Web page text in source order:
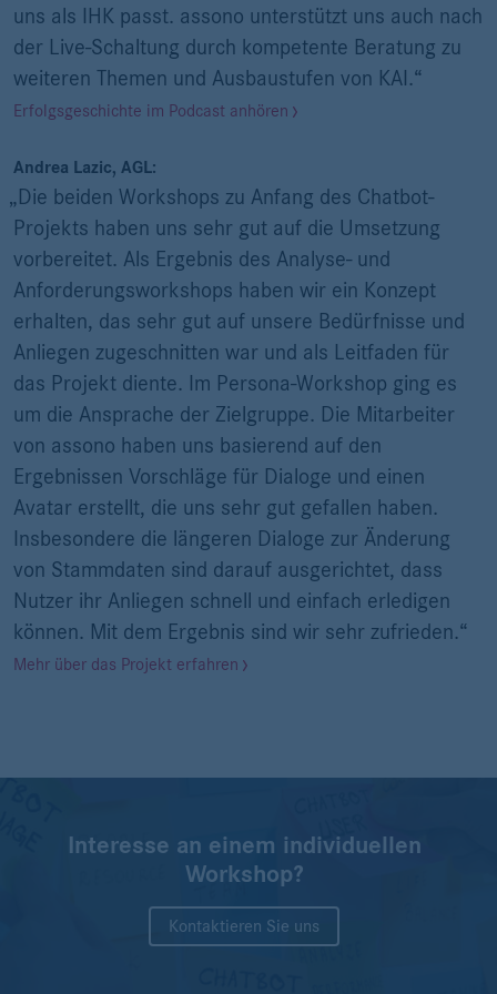
uns als IHK passt. assono unterstützt uns auch nach
der Live-Schaltung durch kompetente Beratung zu
weiteren Themen und Ausbaustufen von KAI.“
Erfolgsgeschichte im Podcast anhören
Andrea Lazic, AGL:
„Die beiden Workshops zu Anfang des Chatbot-
Projekts haben uns sehr gut auf die Umsetzung
vorbereitet. Als Ergebnis des Analyse- und
Anforderungsworkshops haben wir ein Konzept
erhalten, das sehr gut auf unsere Bedürfnisse und
Anliegen zugeschnitten war und als Leitfaden für
das Projekt diente. Im Persona-Workshop ging es
um die Ansprache der Zielgruppe. Die Mitarbeiter
von assono haben uns basierend auf den
Ergebnissen Vorschläge für Dialoge und einen
Avatar erstellt, die uns sehr gut gefallen haben.
Insbesondere die längeren Dialoge zur Änderung
von Stammdaten sind darauf ausgerichtet, dass
Nutzer ihr Anliegen schnell und einfach erledigen
können. Mit dem Ergebnis sind wir sehr zufrieden.“
Mehr über das Projekt erfahren
Interesse an einem individuellen
Workshop?
Kontaktieren Sie uns